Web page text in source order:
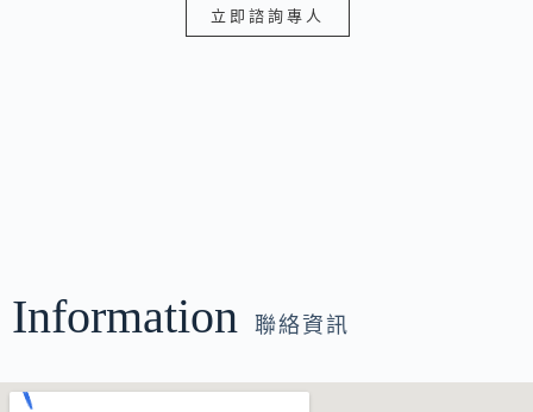
立即諮詢專人
Information 聯絡資訊